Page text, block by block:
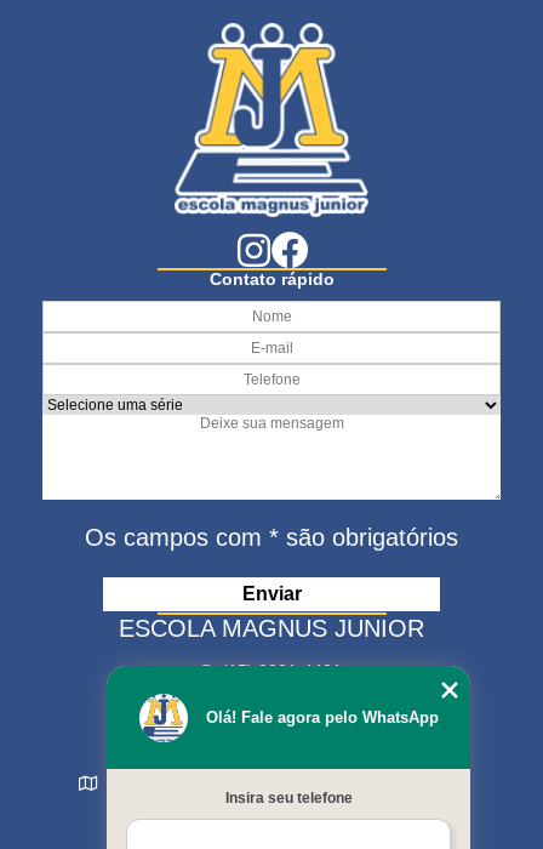
Contato rápido
Os campos com * são obrigatórios
ESCOLA MAGNUS JUNIOR
(15) 3321-4401
(15) 99630-9333
matriculas@escolamagnus.com.br
Sorocaba - SP - CEP: 18044-130
MENU
Olá! Fale agora pelo WhatsApp
Insira seu telefone